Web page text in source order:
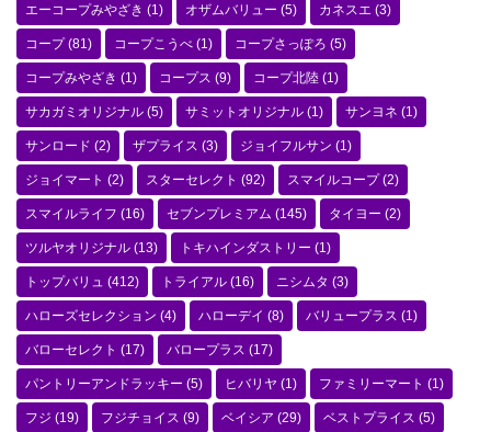
エーコープみやざき (1) オザムバリュー (5) カネスエ (3)
コープ(81) コープこうべ (1) コープさっぽろ (5)
コープみやざき (1) コープス (9) コープ北陸 (1)
サカガミオリジナル (5) サミットオリジナル (1) サンヨネ (1)
サンロード (2) ザプライス (3) ジョイフルサン (1)
ジョイマート (2) スターセレクト (92) スマイルコープ(2)
スマイルライフ (16) セブンプレミアム (145) タイヨー (2)
ツルヤオリジナル (13) トキハインダストリー (1)
トップバリュ (412) トライアル (16) ニシムタ (3)
ハローズセレクション (4) ハローデイ (8) バリュープラス (1)
バローセレクト (17) バロープラス (17)
パントリーアンドラッキー (5) ヒバリヤ (1) ファミリーマート (1)
フジ (19) フジチョイス (9) ベイシア (29) ベストプライス (5)